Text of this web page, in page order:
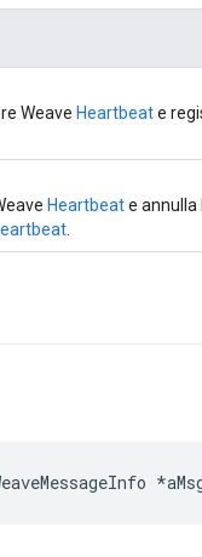
Weave Heartbeate
Heartbeate annulla
*